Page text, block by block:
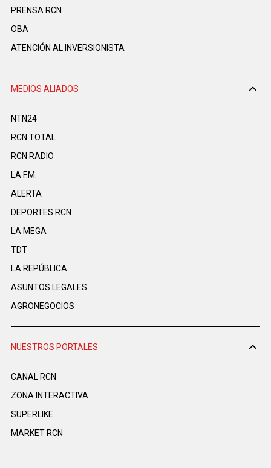
PRENSA RCN
OBA
ATENCIÓN AL INVERSIONISTA
MEDIOS ALIADOS
NTN24
RCN TOTAL
RCN RADIO
LA F.M.
ALERTA
DEPORTES RCN
LA MEGA
TDT
LA REPÚBLICA
ASUNTOS LEGALES
AGRONEGOCIOS
NUESTROS PORTALES
CANAL RCN
ZONA INTERACTIVA
SUPERLIKE
MARKET RCN